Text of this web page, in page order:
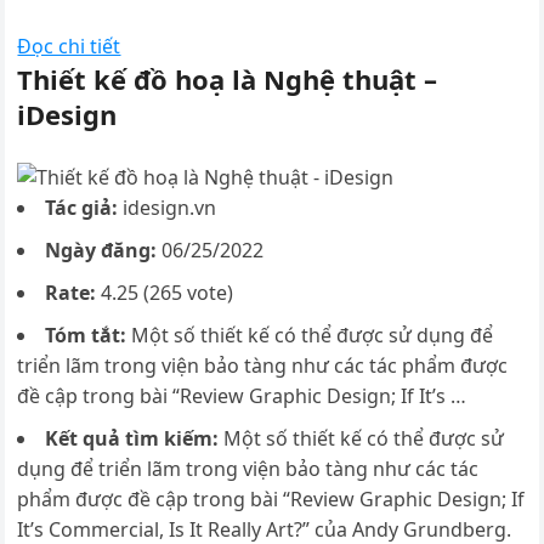
Đọc chi tiết
Thiết kế đồ hoạ là Nghệ thuật –
iDesign
Tác giả: idesign.vn
Ngày đăng: 06/25/2022
Rate: 4.25 (265 vote)
Tóm tắt: Một số thiết kế có thể được sử dụng để
triển lãm trong viện bảo tàng như các tác phẩm được
đề cập trong bài “Review Graphic Design; If It’s …
Kết quả tìm kiếm: Một số thiết kế có thể được sử
dụng để triển lãm trong viện bảo tàng như các tác
phẩm được đề cập trong bài “Review Graphic Design; If
It’s Commercial, Is It Really Art?” của Andy Grundberg.